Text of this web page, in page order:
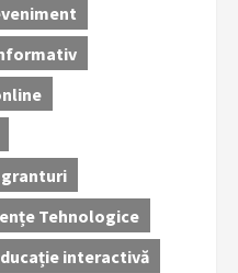
granturi
Tehnologice
interactivă